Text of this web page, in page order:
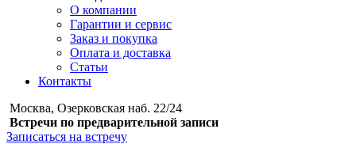
О компании
Гарантии и сервис
Заказ и покупка
Оплата и доставка
Статьи
Контакты
Москва, Озерковская наб. 22/24
Встречи по предварительной записи
Записаться на встречу